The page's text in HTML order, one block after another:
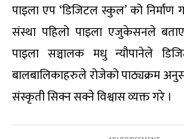
पाइला एप ‘डिजिटल स्कुल’ को
संस्था पहिलो पाइला एजुकेसनले
पाइला सञ्चालक मधु न्यौपानेले
बालबालिकाहरुले रोजेको पाठ्यक्रम
संस्कृती सिक्न सक्ने विश्वास व्यक्त गरे ।